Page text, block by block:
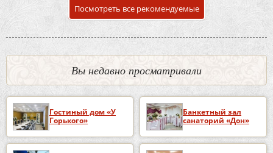
Посмотреть все рекомендуемые
Вы недавно просматривали
Гостиный дом «У
Горького»
Банкетный зал
санаторий «Дон»